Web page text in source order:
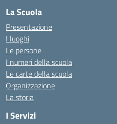
La Scuola
Presentazione
I luoghi
Le persone
I numeri della scuola
Le carte della scuola
Organizzazione
La storia
I Servizi